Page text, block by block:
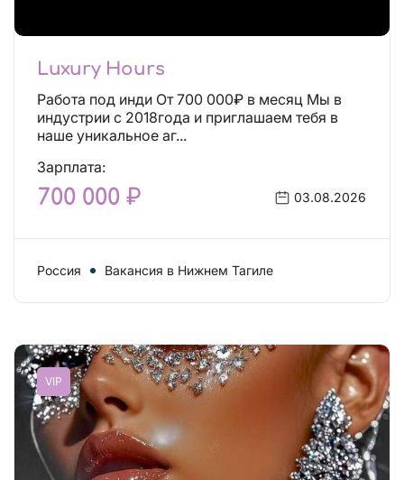
Luxury Hours
Работа под инди От 700 000₽ в месяц Мы в
индустрии с 2018года и приглашаем тебя в
наше уникальное аг...
Зарплата:
700 000 ₽ 03.08.2026
Россия Вакансия в Нижнем Тагиле
VIP